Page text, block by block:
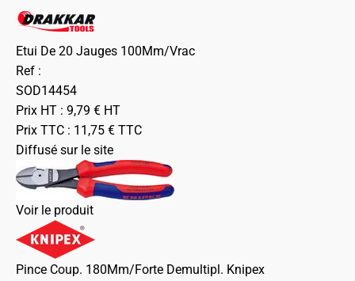
Etui De 20 Jauges 100Mm/Vrac
Ref :
SOD14454
Prix HT : 9,79 € HT
Prix TTC : 11,75 € TTC
Diffusé sur le site
Voir le produit
Pince Coup. 180Mm/Forte Demultipl. Knipex